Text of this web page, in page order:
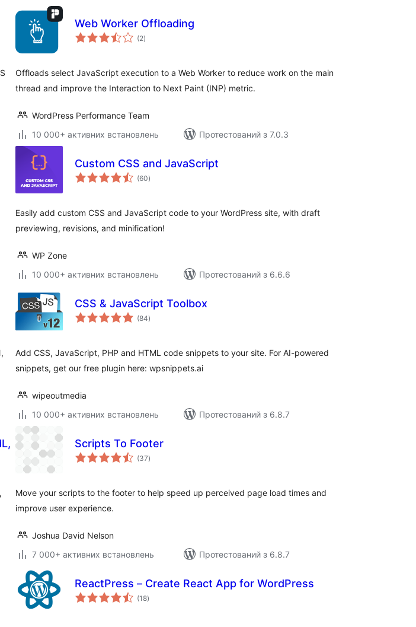
Web Worker Offloading
(2загальний
рейтинг
)
Offloads select JavaScript execution to a Web Worker to reduce work on the main
thread and improve the Interaction to Next Paint (INP) metric.
WordPress Performance Team
10 000+ активних встановлень
Протестований з 7.0.3
Custom CSS and JavaScript
(60загальний
рейтинг
)
Easily add custom CSS and JavaScript code to your WordPress site, with draft
previewing, revisions, and minification!
WP Zone
10 000+ активних встановлень
Протестований з 6.6.6
CSS & JavaScript Toolbox
(84загальний
рейтинг
)
Add CSS, JavaScript, PHP and HTML code snippets to your site. For AI-powered
snippets, get our free plugin here: wpsnippets.ai
wipeoutmedia
10 000+ активних встановлень
Протестований з 6.8.7
Scripts To Footer
(37загальний
рейтинг
)
Move your scripts to the footer to help speed up perceived page load times and
improve user experience.
Joshua David Nelson
7 000+ активних встановлень
Протестований з 6.8.7
ReactPress – Create React App for WordPress
(18загальний
рейтинг
)